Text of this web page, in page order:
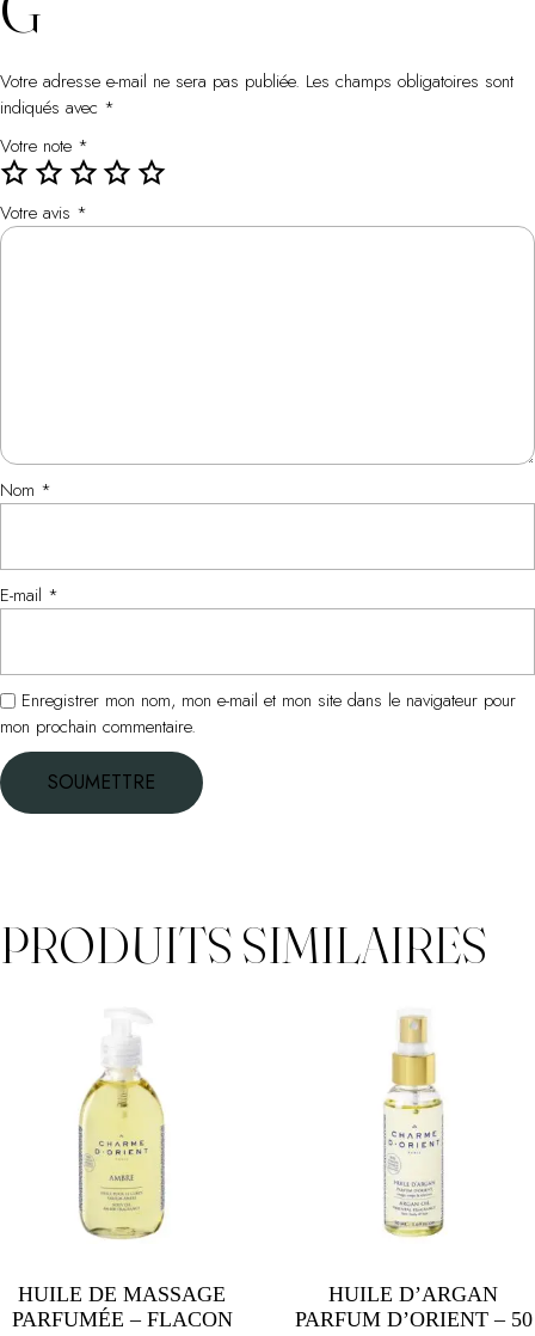
Votre adresse e-mail ne sera pas publiée. Les champs obligatoires sont
indiqués avec *
Votre note *
Votre avis *
Nom *
E-mail *
Enregistrer mon nom, mon e-mail et mon site dans le navigateur pour
mon prochain commentaire.
PRODUITS SIMILAIRES
HUILE DE MASSAGE
PARFUMÉE – FLACON
HUILE D’ARGAN
PARFUM D’ORIENT – 50